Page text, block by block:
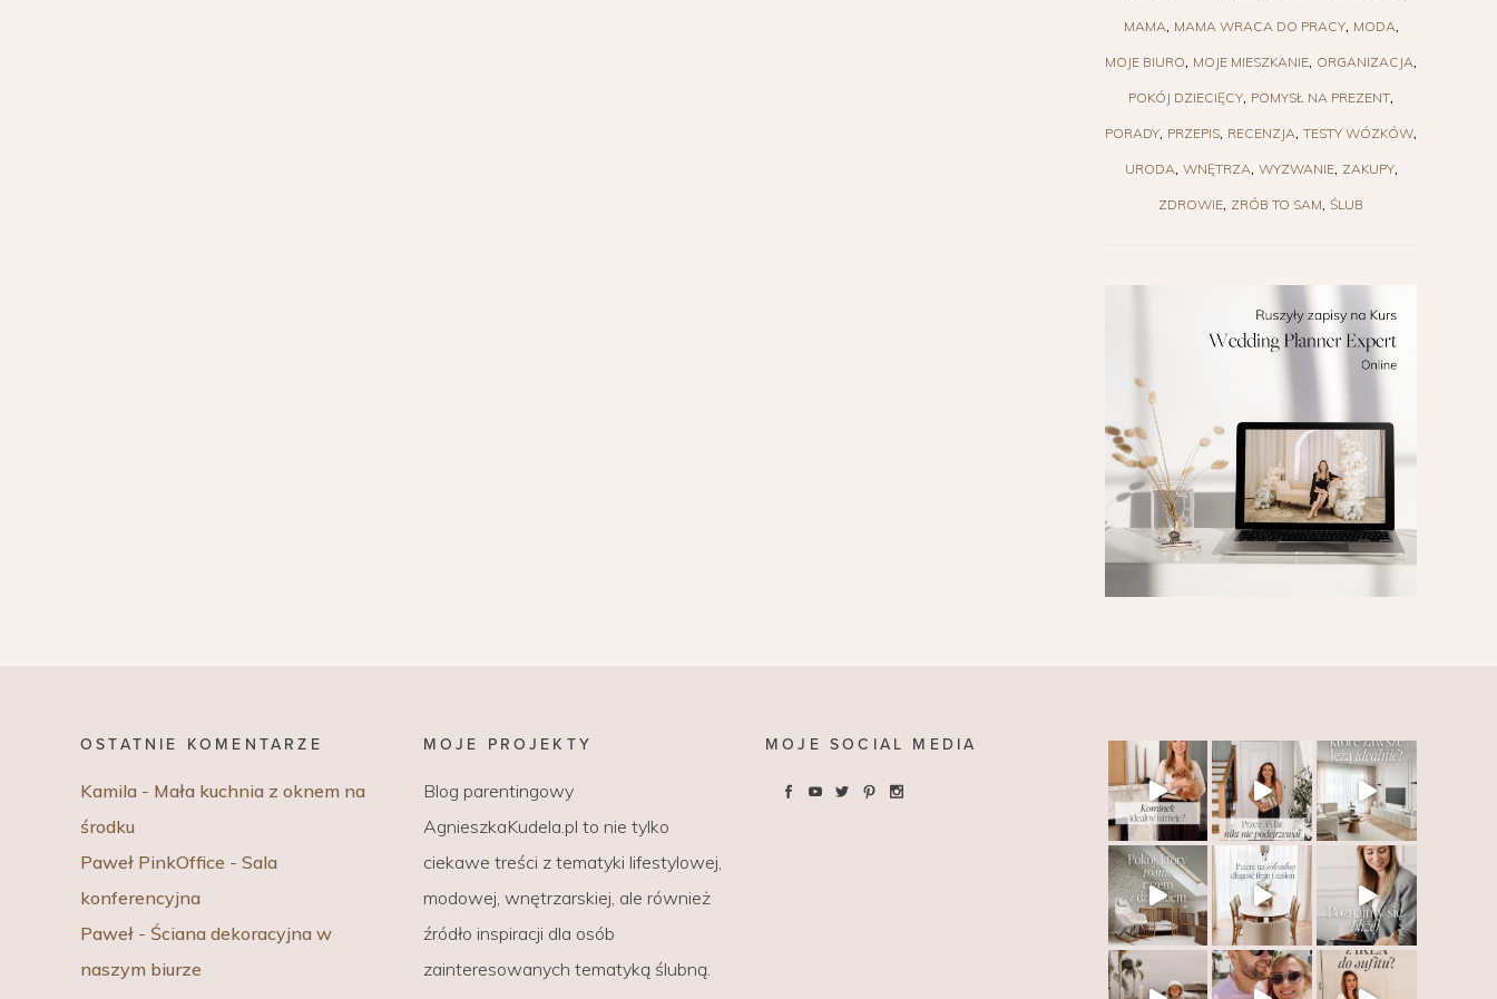
MAMA MAMA WRACA DO PRACY MODA
MOJE BIURO MOJE MIESZKANIE ORGANIZACJA
POKÓJ DZIECIĘCY POMYSŁ NA PREZENT
PORADY PRZEPIS RECENZJA TESTY WÓZKÓW
URODA WNĘTRZA WYZWANIE ZAKUPY
ZDROWIE ZRÓB TO SAM ŚLUB
OSTATNIE KOMENTARZE
Kamila - Mała kuchnia z oknem na
środku
Paweł PinkOffice - Sala
konferencyjna
Paweł - Ściana dekoracyjna w
naszym biurze
MOJE PROJEKTY
Blog parentingowy
AgnieszkaKudela.pl to nie tylko
ciekawe treści z tematyki lifestylowej,
modowej, wnętrzarskiej, ale również
źródło inspiracji dla osób
zainteresowanych tematyką ślubną.
MOJE SOCIAL MEDIA